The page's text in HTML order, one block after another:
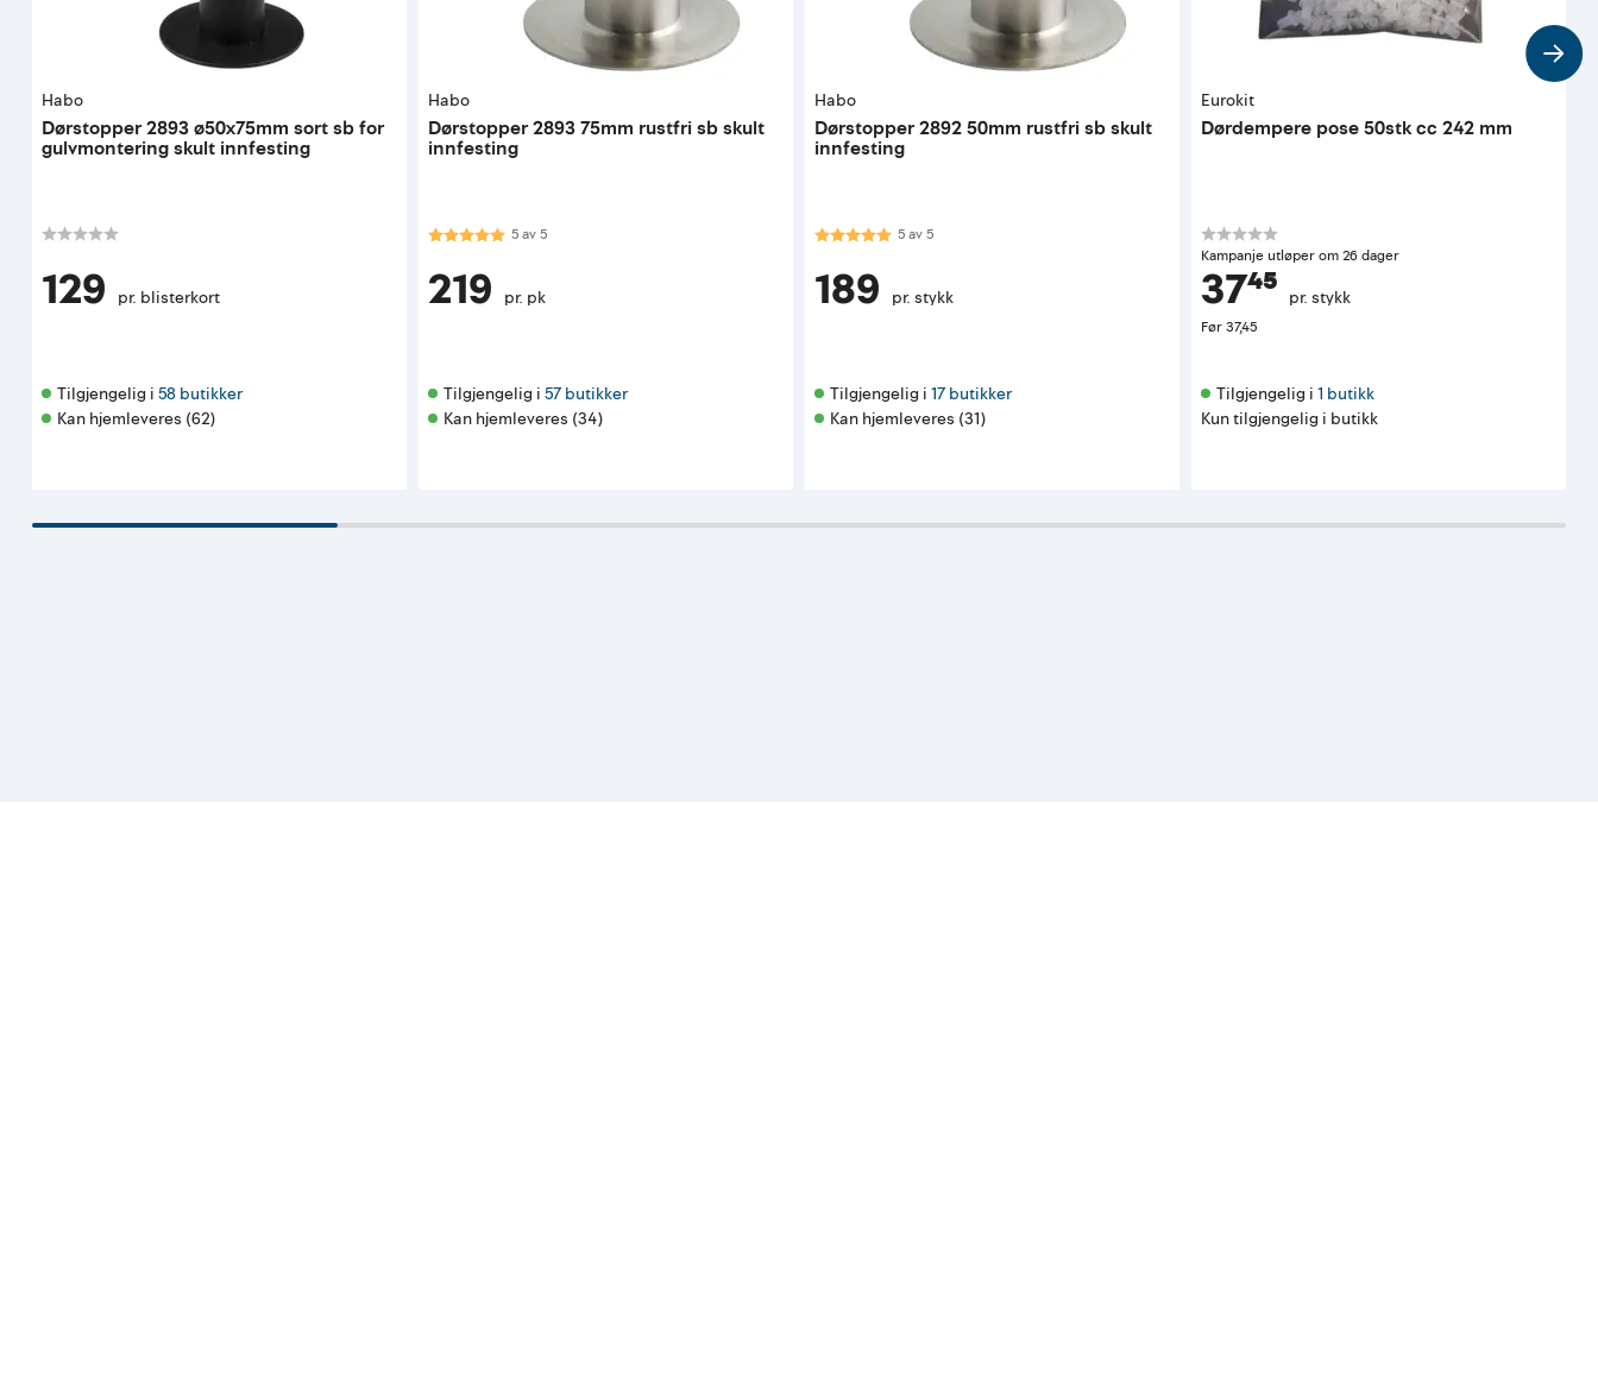
Habo
Dørstopper 2893 ø50x75mm sort sb for
gulvmontering skult innfesting
129 pr. blisterkort
Tilgjengelig i 58 butikker
Kan hjemleveres (62)
Habo
Dørstopper 2893 75mm rustfri sb skult
innfesting
Karakter:5.0 av 5 mulige
5av5
219 pr. pk
Tilgjengelig i 57 butikker
Kan hjemleveres (34)
Habo
Dørstopper 2892 50mm rustfri sb skult
innfesting
Karakter:5.0 av 5 mulige
5av5
189 pr. stykk
Tilgjengelig i 17 butikker
Kan hjemleveres (31)
Eurokit
Dørdempere pose 50stk cc 242 mm
Kampanje utløper om 26 dager
37⁴⁵ pr. stykk
Før37,45
Tilgjengelig i 1 butikk
Kun tilgjengelig i butikk